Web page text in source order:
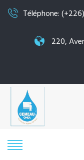
Téléphone:
220,